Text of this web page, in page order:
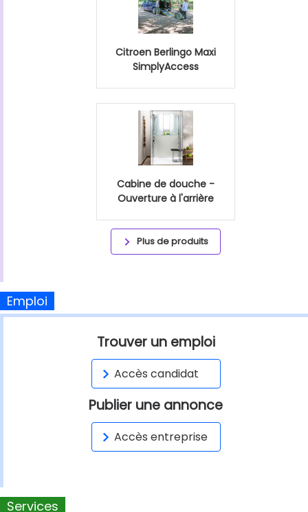
Citroen Berlingo Maxi
SimplyAccess
Cabine de douche -
Ouverture à l'arrière
Plus de produits
Emploi
Trouver un emploi
Accès candidat
Publier une annonce
Accès entreprise
Services